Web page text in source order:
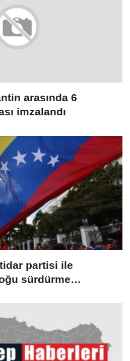
arasında 6
imzalandı
partisi ile
sürdürme